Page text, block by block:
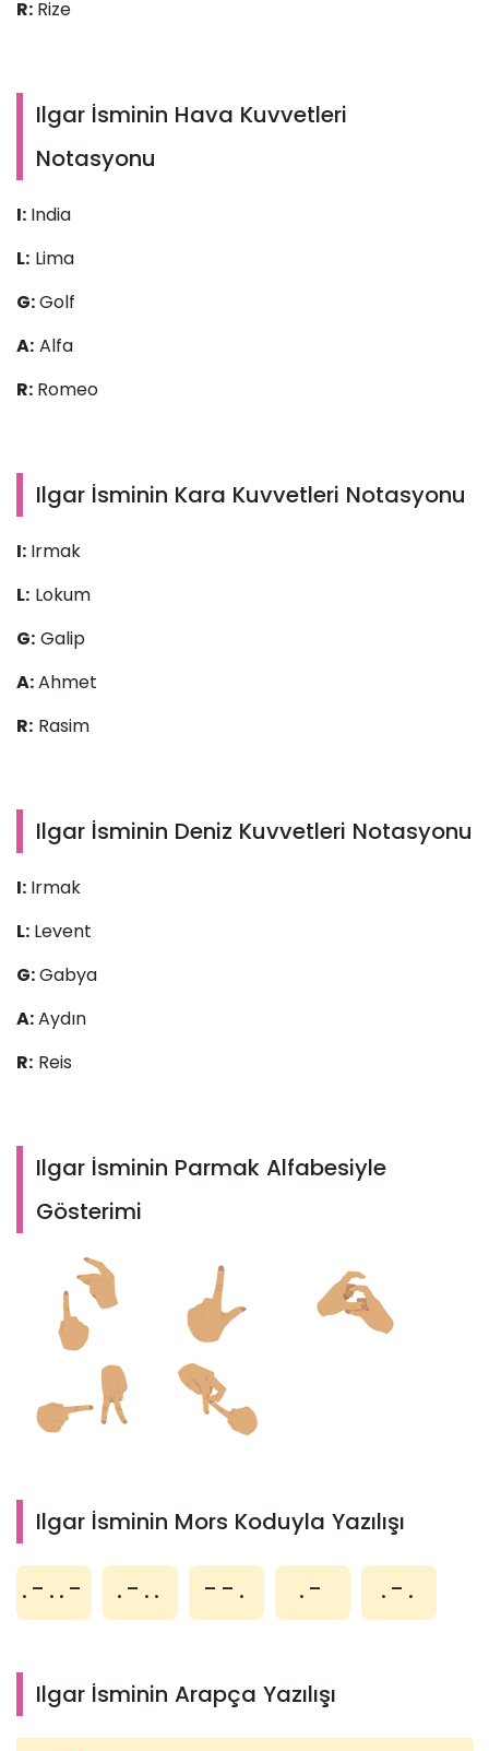
R: Rize
Ilgar İsminin Hava Kuvvetleri
Notasyonu
I: India
L: Lima
G:Golf
A: Alfa
R: Romeo
Ilgar İsminin Kara Kuvvetleri Notasyonu
I: Irmak
L: Lokum
G: Galip
A:Ahmet
R: Rasim
Ilgar İsminin Deniz Kuvvetleri Notasyonu
I: Irmak
L: Levent
G:Gabya
A:Aydın
R: Reis
Ilgar İsminin Parmak Alfabesiyle
Gösterimi
Ilgar İsminin Mors Koduyla Yazılışı
.-..- .-.. --. .- .-.
Ilgar İsminin Arapça Yazılışı